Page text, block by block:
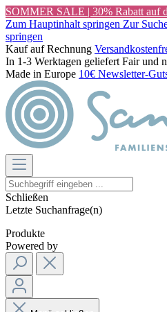
SOMMER SALE | 30% Rabatt auf
Zum Hauptinhalt springen Zur
springen
Kauf auf Rechnung
In 1-3 Werktagen geliefert Fair und
Made in Europe 10€ Newsletter-
Schließen
Letzte Suchanfrage(n)
Produkte
Powered by